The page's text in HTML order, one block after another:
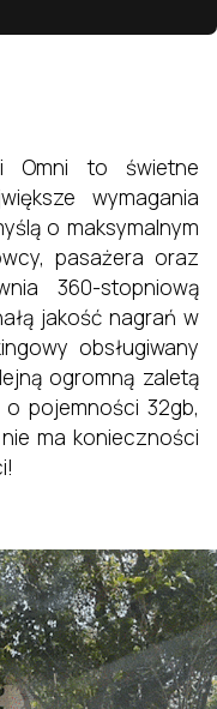
Omni to świetne
wymagania
o maksymalnym
pasażera oraz
360-stopniową
jakość nagrań w
obsługiwany
ogromną zaletą
pojemności 32gb,
ma konieczności